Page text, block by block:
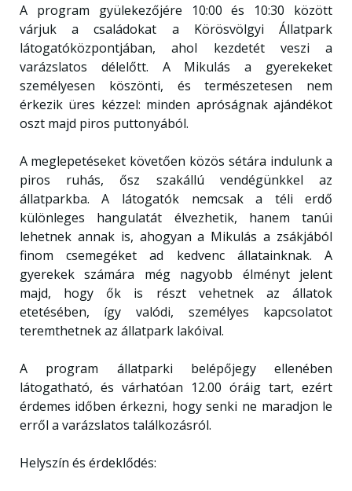
A program gyülekezőjére 10:00 és 10:30 között
várjuk a családokat a Körösvölgyi Állatpark
látogatóközpontjában, ahol kezdetét veszi a
varázslatos délelőtt. A Mikulás a gyerekeket
személyesen köszönti, és természetesen nem
érkezik üres kézzel: minden apróságnak ajándékot
oszt majd piros puttonyából.
A meglepetéseket követően közös sétára indulunk a
piros ruhás, ősz szakállú vendégünkkel az
állatparkba. A látogatók nemcsak a téli erdő
különleges hangulatát élvezhetik, hanem tanúi
lehetnek annak is, ahogyan a Mikulás a zsákjából
finom csemegéket ad kedvenc állatainknak. A
gyerekek számára még nagyobb élményt jelent
majd, hogy ők is részt vehetnek az állatok
etetésében, így valódi, személyes kapcsolatot
teremthetnek az állatpark lakóival.
A program állatparki belépőjegy ellenében
látogatható, és várhatóan 12.00 óráig tart, ezért
érdemes időben érkezni, hogy senki ne maradjon le
erről a varázslatos találkozásról.
Helyszín és érdeklődés: